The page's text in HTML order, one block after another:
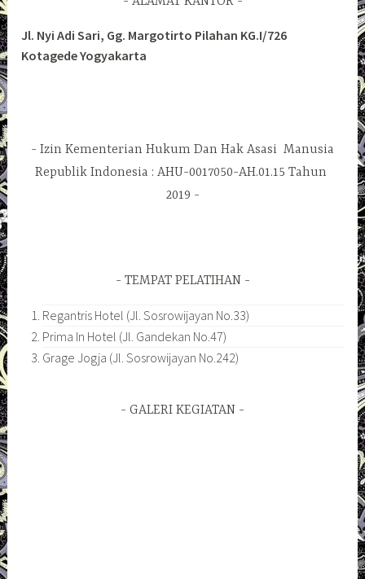
Jl. Nyi Adi Sari, Gg. Margotirto Pilahan KG.I/726
Kotagede Yogyakarta
Izin Kementerian Hukum Dan Hak Asasi Manusia
Republik Indonesia : AHU-0017050-AH.01.15 Tahun
2019
TEMPAT PELATIHAN
Regantris Hotel (Jl. Sosrowijayan No.33)
Prima In Hotel (Jl. Gandekan No.47)
Grage Jogja (Jl. Sosrowijayan No.242)
GALERI KEGIATAN